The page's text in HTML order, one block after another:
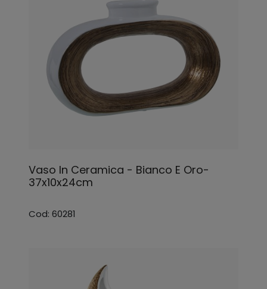
Vaso In Ceramica - Bianco E Oro-
37x10x24cm
Cod: 60281